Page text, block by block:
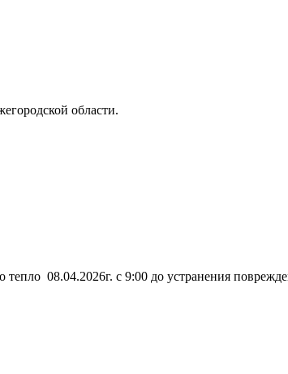
области.
08.04.2026г. с 9:00 до устранения